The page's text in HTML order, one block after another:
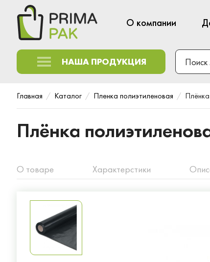
О компании
НАША ПРОДУКЦИЯ
Главная Каталог Пленка полиэтиленовая
Плёнка
О товаре Характерстики